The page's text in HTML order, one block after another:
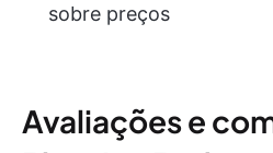
sobre preços
Avaliações e